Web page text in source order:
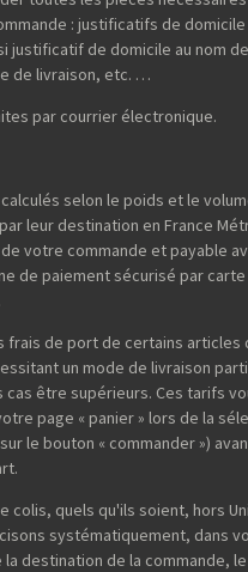
: justificatifs de
justificatif de domicile au nom
de livraison, etc. …
par courrier électronique.
selon le poids et le
leur destination en France
votre commande et payable
de paiement sécurisé par
frais de port de certains articles
un mode de livraison
cas être supérieurs. Ces tarifs
page « panier » lors de la
le bouton « commander »)
colis, quels qu'ils soient, hors
systématiquement, dans
destination de la commande,